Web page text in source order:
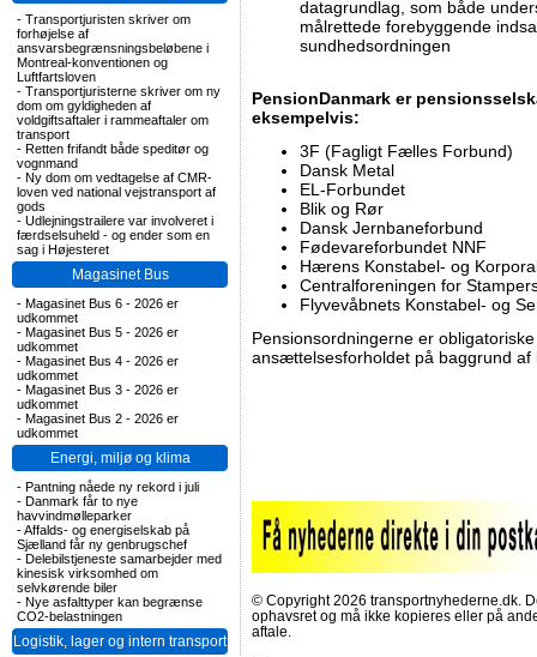
- Transportjuristen skriver om
forhøjelse af
ansvarsbegrænsningsbeløbene i
Montreal-konventionen og
Luftfartsloven
- Transportjuristerne skriver om ny
dom om gyldigheden af
voldgiftsaftaler i rammeaftaler om
transport
- Retten frifandt både speditør og
vognmand
- Ny dom om vedtagelse af CMR-
loven ved national vejstransport af
gods
- Udlejningstrailere var involveret i
færdselsuheld - og ender som en
sag i Højesteret
Magasinet Bus
- Magasinet Bus 6 - 2026 er
udkommet
- Magasinet Bus 5 - 2026 er
udkommet
- Magasinet Bus 4 - 2026 er
udkommet
- Magasinet Bus 3 - 2026 er
udkommet
- Magasinet Bus 2 - 2026 er
udkommet
Energi, miljø og klima
- Pantning nåede ny rekord i juli
- Danmark får to nye
havvindmølleparker
-Affalds- og energiselskab på
Sjælland får ny genbrugschef
- Delebilstjeneste samarbejder med
kinesisk virksomhed om
selvkørende biler
- Nye asfalttyper kan begrænse
CO2-belastningen
Logistik, lager og intern transport
datagrundlag, som både
målrettede forebyggende
sundhedsordningen
PensionDanmark er
eksempelvis:
3F (Fagligt Fælles Forbund)
Dansk Metal
EL-Forbundet
Blik og Rør
Dansk Jernbaneforbund
Fødevareforbundet NNF
Hærens Konstabel- og
Centralforeningen for
Flyvevåbnets Konstabel- og
Pensionsordningerne er
ansættelsesforholdet på baggrund af
© Copyright 2026 transportnyhederne.dk.
ophavsret og må ikke kopieres eller på
aftale.